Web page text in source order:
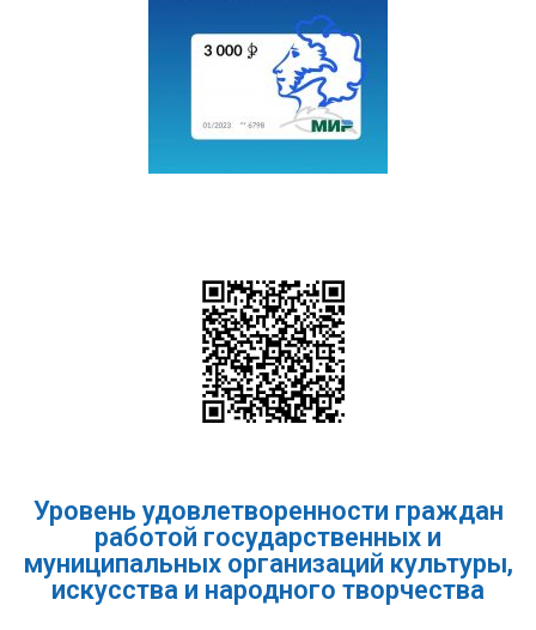
Уровень удовлетворенности граждан
работой государственных и
муниципальных организаций культуры,
искусства и народного творчества